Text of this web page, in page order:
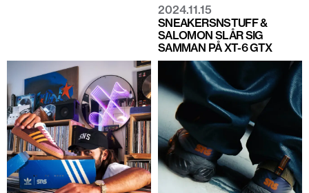
2024.11.15
SNEAKERSNSTUFF &
SALOMON SLÅR SIG
SAMMAN PÅ XT-6 GTX